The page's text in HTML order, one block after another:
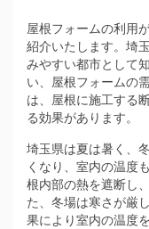
屋根フォームの利用
紹介いたします。 埼
みやすい都市として
い、屋根フォームの
は、屋根に施工する
る効果があります。
埼玉県は夏は暑く、
くなり、室内の温度
根内部の熱を遮断し
た、冬場は寒さが厳
果により室内の温度